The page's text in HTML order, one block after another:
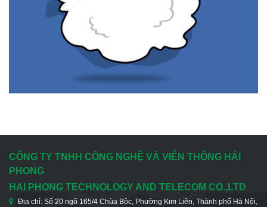
CÔNG TY TNHH CÔNG NGHỆ VÀ VIỄN THÔNG HẢI
PHONG
HAI PHONG TECHNOLOGY AND TELECOM CO.,LTD
Địa chỉ: Số 20 ngõ 165/4 Chùa Bộc, Phường Kim Liên, Thành phố Hà Nội,